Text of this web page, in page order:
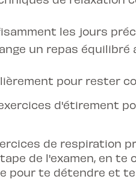
les jours
un repas équilibré
pour rester
d'étirement
de respiration
de l'examen, en te
pour te détendre et